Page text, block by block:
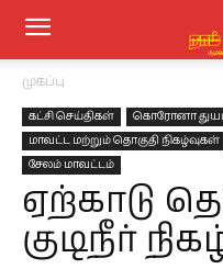
முகப்பு
கட்சி செய்திகள் கொரோனா
மாவட்ட மற்றும் தொகுதி நிகழ்வுகள்
சேலம் மாவட்டம்
ஏற்காடு
குடிநீர்